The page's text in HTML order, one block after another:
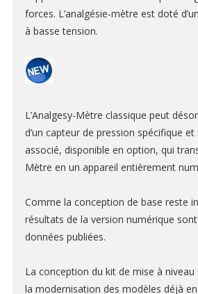
BIOLOGIE CELLULAIRE ET MOLÉCULAIRE
Dissociateurs pour suspension
Compteurs de cellule automatisés
Centrifugeuses
Incubateurs de C02
HISTOLOGIE ET PATHOLOGIE
RÉACTIFS ET CONSOMMABLES
CAPTEURS POUR BAINS D’ORGANE
forces. L’analgésie-mètre est doté
à basse tension.
L’Analgesy-Mètre classique peut
d’un capteur de pression spécifique
associé, disponible en option, qui
Mètre en un appareil entièrement
Comme la conception de base reste
résultats de la version numérique
données publiées.
La conception du kit de mise à
la modernisation des modèles déjà